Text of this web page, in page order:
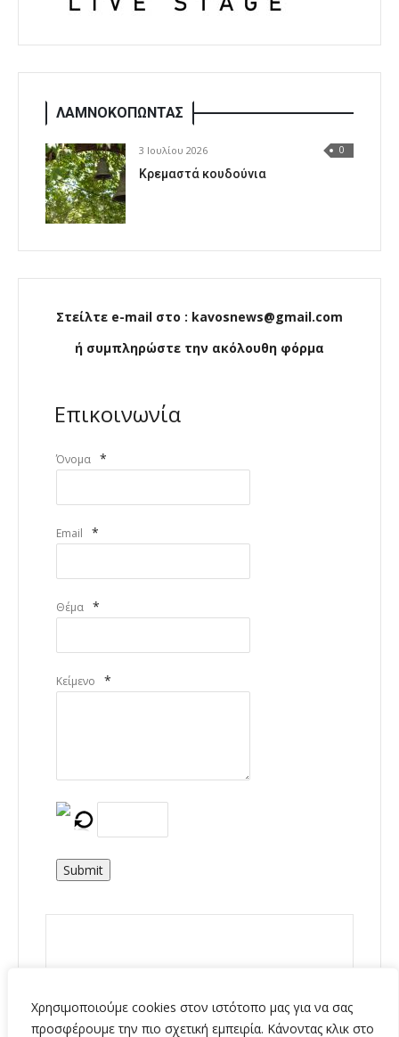
Χρησιμοποιούμε cookies στον ιστότοπο μας για να σας
προσφέρουμε την πιο σχετική εμπειρία. Κάνοντας κλικ στο
ΛΑΜΝΟΚΟΠΩΝΤΑΣ
3 Ιουλίου 2026 0
Κρεμαστά κουδούνια
Στείλτε e-mail στο : kavosnews@gmail.com
ή συμπληρώστε την ακόλουθη φόρμα
Επικοινωνία
Όνομα *
Email *
Θέμα *
Κείμενο *
Submit